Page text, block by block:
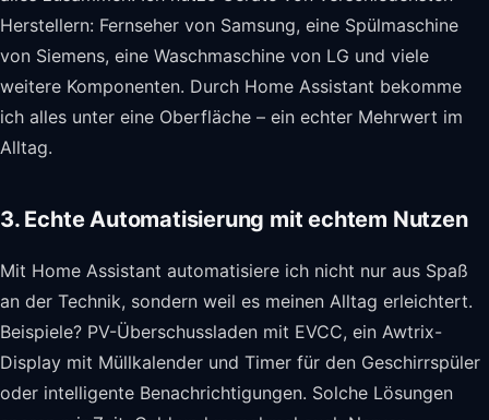
Herstellern: Fernseher von Samsung, eine Spülmaschine
von Siemens, eine Waschmaschine von LG und viele
weitere Komponenten. Durch Home Assistant bekomme
ich alles unter eine Oberfläche – ein echter Mehrwert im
Alltag.
3. Echte Automatisierung mit echtem Nutzen
Mit Home Assistant automatisiere ich nicht nur aus Spaß
an der Technik, sondern weil es meinen Alltag erleichtert.
Beispiele? PV-Überschussladen mit EVCC, ein Awtrix-
Display mit Müllkalender und Timer für den Geschirrspüler
oder intelligente Benachrichtigungen. Solche Lösungen